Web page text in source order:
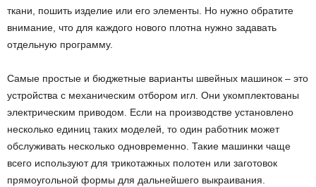
ткани, пошить изделие или его элементы. Но нужно обратите
внимание, что для каждого нового плотна нужно задавать
отдельную программу.
Самые простые и бюджетные варианты швейных машинок – это
устройства с механическим отбором игл. Они укомплектованы
электрическим приводом. Если на производстве установлено
несколько единиц таких моделей, то один работник может
обслуживать несколько одновременно. Такие машинки чаще
всего используют для трикотажных полотен или заготовок
прямоугольной формы для дальнейшего выкраивания.